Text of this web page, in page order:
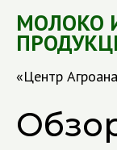
МОЛОКО
«Центр